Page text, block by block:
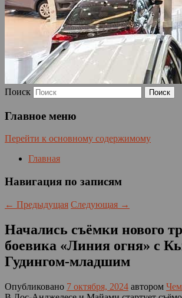
Поиск
Главное меню
Перейти к основному содержимому
Главная
Навигация по записям
← Предыдущая Следующая →
Начались съёмки нового
боевика «Линия огня» с
Гудингом-младшим
Опубликовано 7 октября, 2024 автором